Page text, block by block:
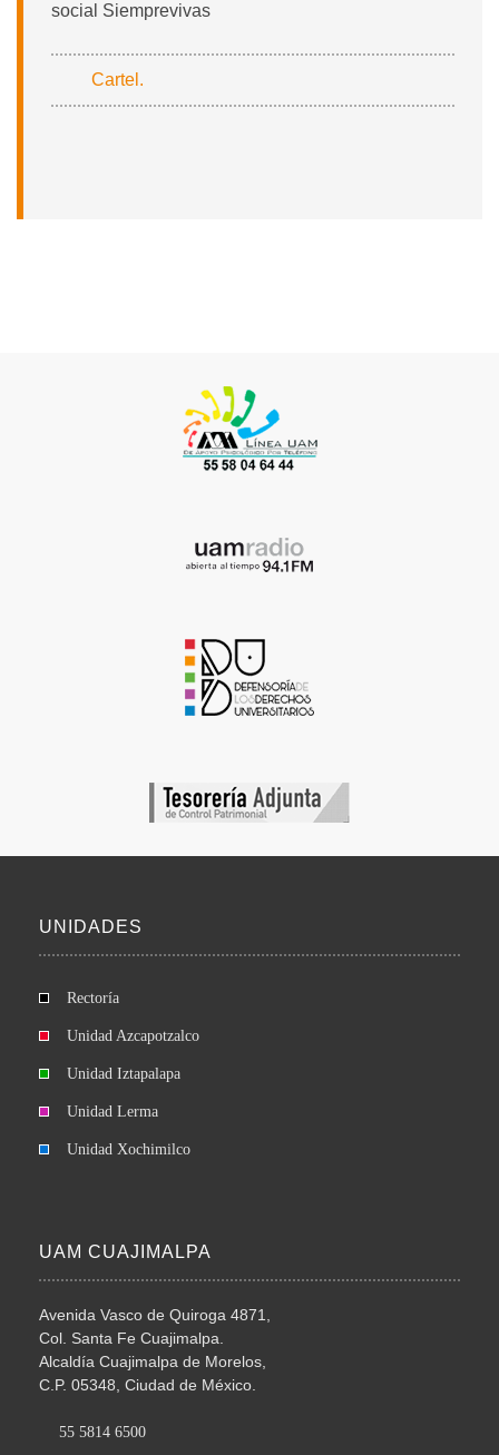
social Siemprevivas
Cartel.
UNIDADES
Rectoría
Unidad Azcapotzalco
Unidad Iztapalapa
Unidad Lerma
Unidad Xochimilco
UAM CUAJIMALPA
Avenida Vasco de Quiroga 4871,
Col. Santa Fe Cuajimalpa.
Alcaldía Cuajimalpa de Morelos,
C.P. 05348, Ciudad de México.
55 5814 6500